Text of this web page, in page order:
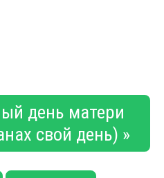
день матери
свой день) »